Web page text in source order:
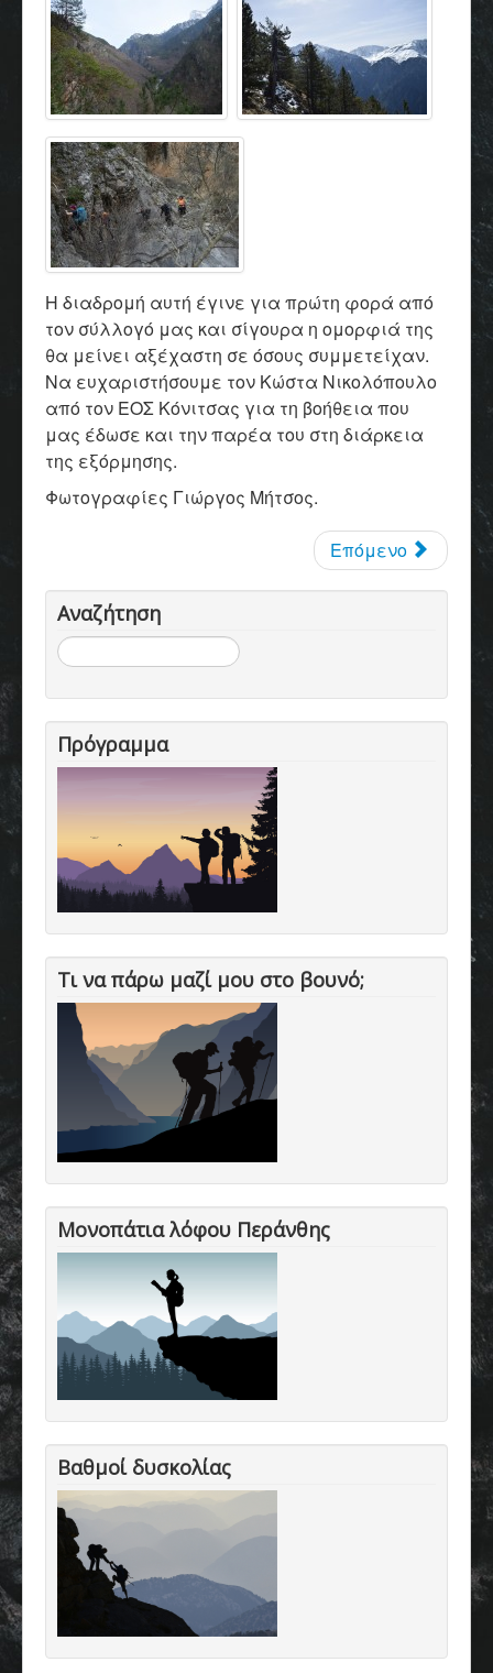
Η διαδρομή αυτή έγινε για πρώτη φορά από
τον σύλλογό μας και σίγουρα η ομορφιά της
θα μείνει αξέχαστη σε όσους συμμετείχαν.
Να ευχαριστήσουμε τον Κώστα Νικολόπουλο
από τον ΕΟΣ Κόνιτσας για τη βοήθεια που
μας έδωσε και την παρέα του στη διάρκεια
της εξόρμησης.
Φωτογραφίες Γιώργος Μήτσος.
Επόμενο
Αναζήτηση
Αναζήτηση...
Πρόγραμμα
Τι να πάρω μαζί μου στο βουνό;
Μονοπάτια λόφου Περάνθης
Βαθμοί δυσκολίας